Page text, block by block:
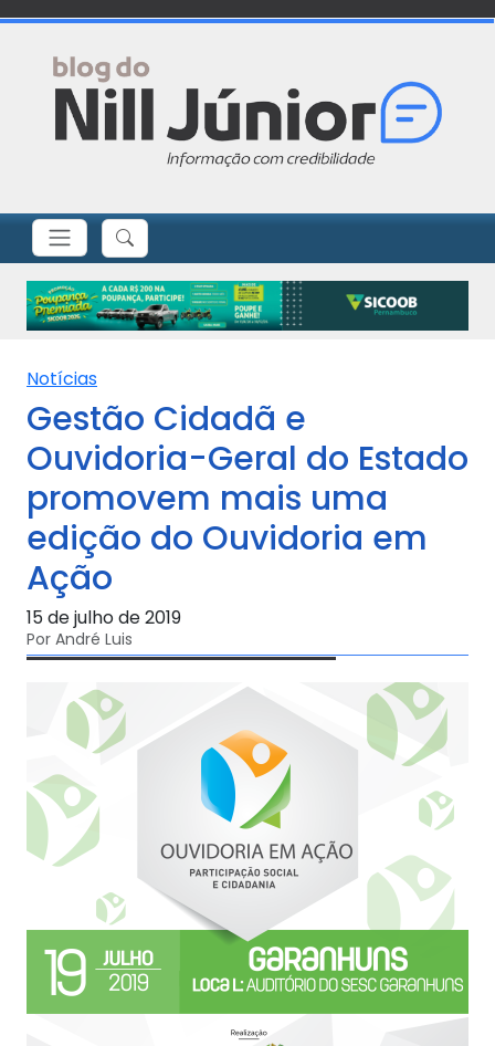
Notícias
Gestão Cidadã e
Ouvidoria-Geral do Estado
promovem mais uma
edição do Ouvidoria em
Ação
15 de julho de 2019
Por André Luis